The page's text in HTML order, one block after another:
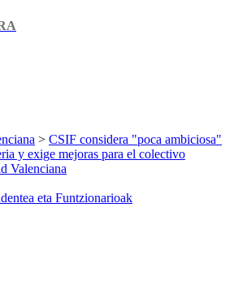
> CSIF considera "poca ambiciosa"
y exige mejoras para el colectivo
Valenciana
eta Funtzionarioak